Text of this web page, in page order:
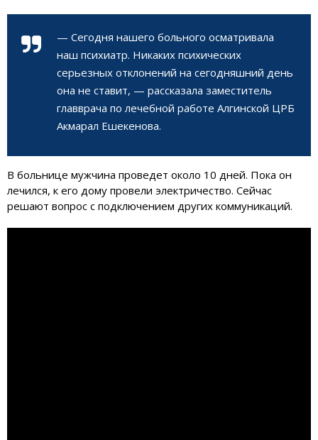
— Сегодня нашего больного осматривала
наш психиатр. Никаких психических
серьезных отклонений на сегодняшний день
она не ставит, — рассказала заместитель
главврача по лечебной работе Алгинской ЦРБ
Акмарал Ешекенова.
В больнице мужчина проведет около 10 дней. Пока он
лечился, к его дому провели электричество. Сейчас
решают вопрос с подключением других коммуникаций.